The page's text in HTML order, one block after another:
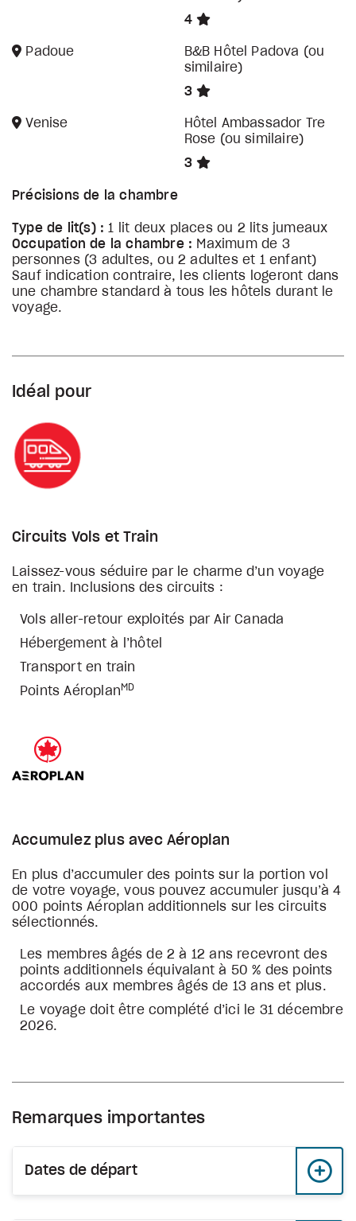
4
Padoue
B&B Hôtel Padova (ou
similaire)
3
Venise
Hôtel Ambassador Tre
Rose (ou similaire)
3
Précisions de la chambre
Type de lit(s) : 1 lit deux places ou 2 lits jumeaux
Occupation de la chambre : Maximum de 3
personnes (3 adultes, ou 2 adultes et 1 enfant)
Sauf indication contraire, les clients logeront dans
une chambre standard à tous les hôtels durant le
voyage.
Idéal pour
Circuits Vols et Train
Laissez-vous séduire par le charme d’un voyage
en train. Inclusions des circuits :
Vols aller-retour exploités par Air Canada
Hébergement à l’hôtel
Transport en train
Points Aéroplan MD
Accumulez plus avec Aéroplan
En plus d’accumuler des points sur la portion vol
de votre voyage, vous pouvez accumuler jusqu’à 4
000 points Aéroplan additionnels sur les circuits
sélectionnés.
Les membres âgés de 2 à 12 ans recevront des
points additionnels équivalant à 50 % des points
accordés aux membres âgés de 13 ans et plus.
Le voyage doit être complété d’ici le 31 décembre
2026.
Remarques importantes
Dates de départ